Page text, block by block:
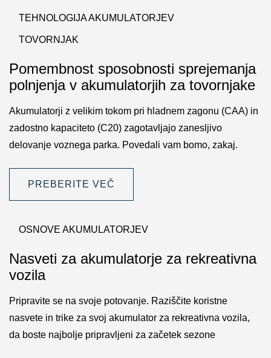
TEHNOLOGIJA AKUMULATORJEV
TOVORNJAK
Pomembnost sposobnosti sprejemanja
polnjenja v akumulatorjih za tovornjake
Akumulatorji z velikim tokom pri hladnem zagonu (CAA) in
zadostno kapaciteto (C20) zagotavljajo zanesljivo
delovanje voznega parka. Povedali vam bomo, zakaj.
PREBERITE VEČ
OSNOVE AKUMULATORJEV
Nasveti za akumulatorje za rekreativna
vozila
Pripravite se na svoje potovanje. Raziščite koristne
nasvete in trike za svoj akumulator za rekreativna vozila,
da boste najbolje pripravljeni za začetek sezone